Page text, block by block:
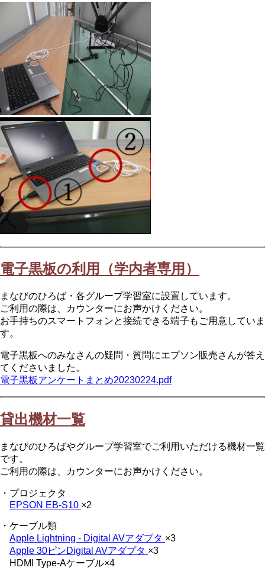
電子黒板の利用（学内者専用）
まなびのひろば・各グループ学習室に設置しています。
ご利用の際は、カウンターにお声かけください。
お手持ちのスマートフォンと接続できる端子もご用意していま
す。
電子黒板へのみなさんの疑問・質問にエプソン販売さんが答え
てくださいました。
電子黒板アンケートまとめ20230224.pdf
貸出機材一覧
まなびのひろばやグループ学習室でご利用いただける機材一覧
です。
ご利用の際は、カウンターにお声かけください。
・プロジェクタ
EPSON EB-S10 ×2
・ケーブル類
Apple Lightning - Digital AVアダプタ ×3
Apple 30ピンDigital AVアダプタ ×3
HDMI Type-Aケーブル×4